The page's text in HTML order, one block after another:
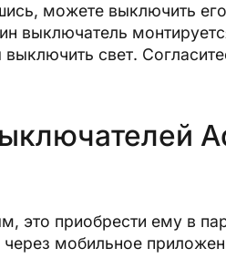
можете выключить
выключатель
свет.
это приобрести ему в
мобильное